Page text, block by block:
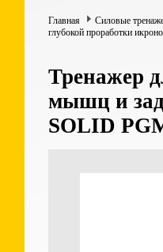
Главная
Силовые
глубокой проработки
Тренажер
мышц и
SOLID